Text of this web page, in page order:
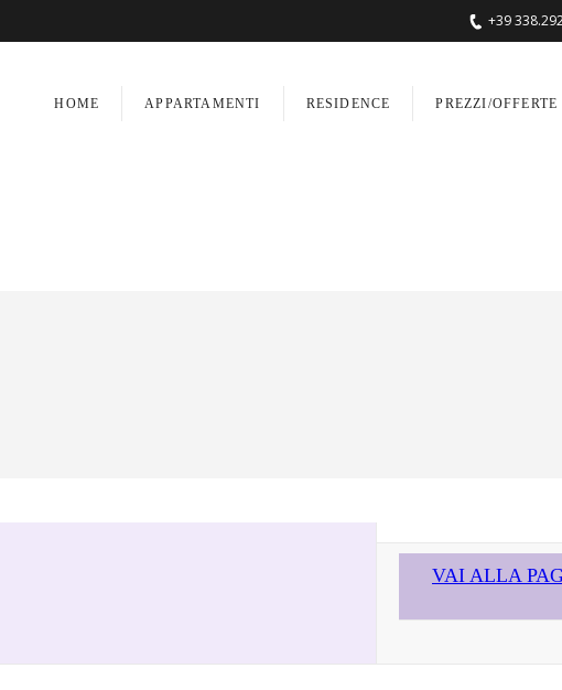
+39
HOME APPARTAMENTI RESIDENCE PREZZI/OFFERTE
VAI ALLA